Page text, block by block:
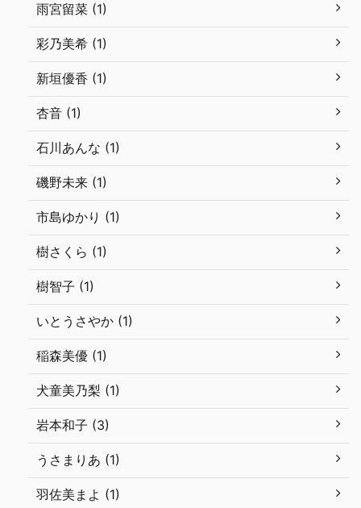
雨宮留菜 (1)
彩乃美希 (1)
新垣優香 (1)
杏音 (1)
石川あんな (1)
磯野未来 (1)
市島ゆかり (1)
樹さくら (1)
樹智子 (1)
いとうさやか (1)
稲森美優 (1)
犬童美乃梨 (1)
岩本和子 (3)
うさまりあ (1)
羽佐美まよ (1)